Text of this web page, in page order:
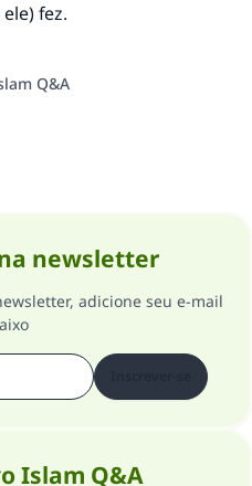
fez.
Q&A
newsletter
adicione seu e-mail
Islam Q&A
1893)